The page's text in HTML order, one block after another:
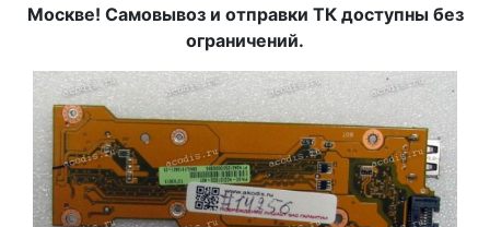
Москве! Самовывоз и отправки ТК доступны без
ограничений.